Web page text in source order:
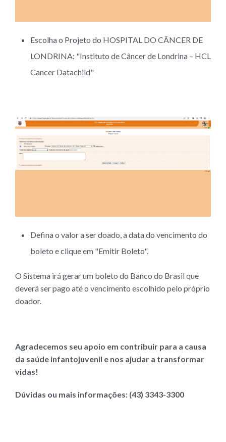
Escolha o Projeto do HOSPITAL DO CÂNCER DE
LONDRINA: "Instituto de Câncer de Londrina – HCL
Cancer Datachild"
Defina o valor a ser doado, a data do vencimento do
boleto e clique em "Emitir Boleto".
O Sistema irá gerar um boleto do Banco do Brasil que
deverá ser pago até o vencimento escolhido pelo próprio
doador.
Agradecemos seu apoio em contribuir para a causa
da saúde infantojuvenil e nos ajudar a transformar
vidas!
Dúvidas ou mais informações: (43) 3343-3300